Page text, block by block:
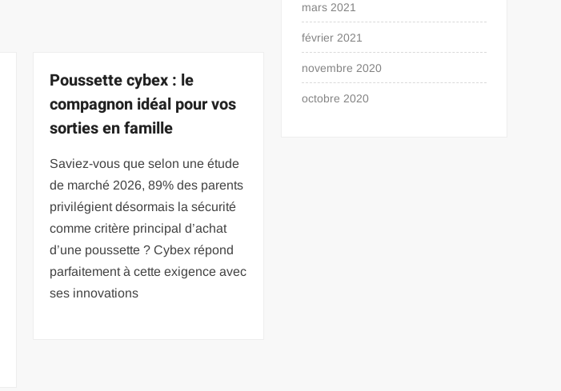
Poussette cybex : le
compagnon idéal pour vos
sorties en famille
Saviez-vous que selon une étude
de marché 2026, 89% des parents
privilégient désormais la sécurité
comme critère principal d’achat
d’une poussette ? Cybex répond
parfaitement à cette exigence avec
ses innovations
mars 2021
février 2021
novembre 2020
octobre 2020